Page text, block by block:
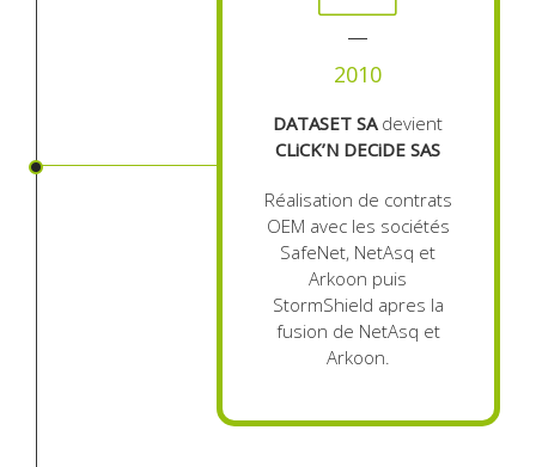
2010
DATASET SA devient
CLiCK’N DECiDE SAS
Réalisation de contrats
OEM avec les sociétés
SafeNet, NetAsq et
Arkoon puis
StormShield apres la
fusion de NetAsq et
Arkoon.